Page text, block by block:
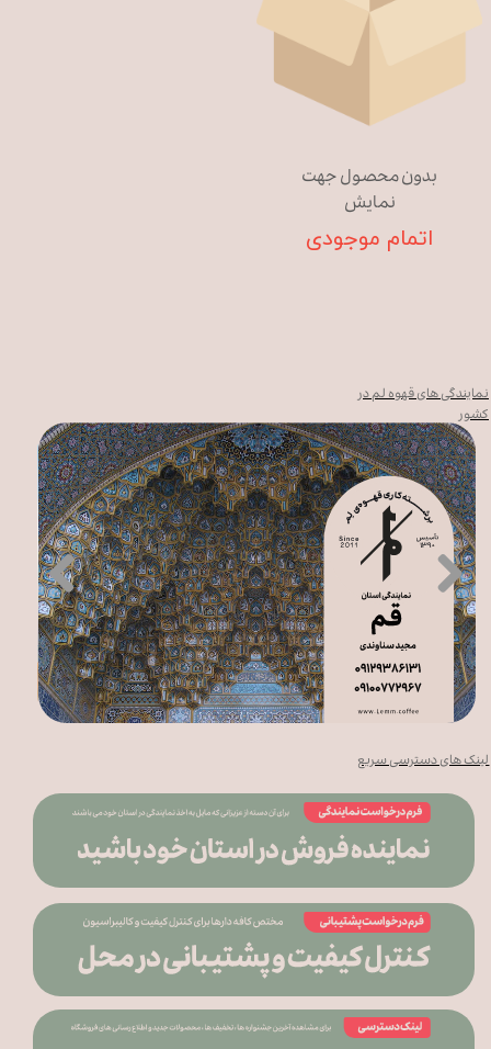
بدون محصول جهت
نمایش
اتمام موجودی
لینک های دسترسی سریع
نمایندگی های قهوه لم در
کشور